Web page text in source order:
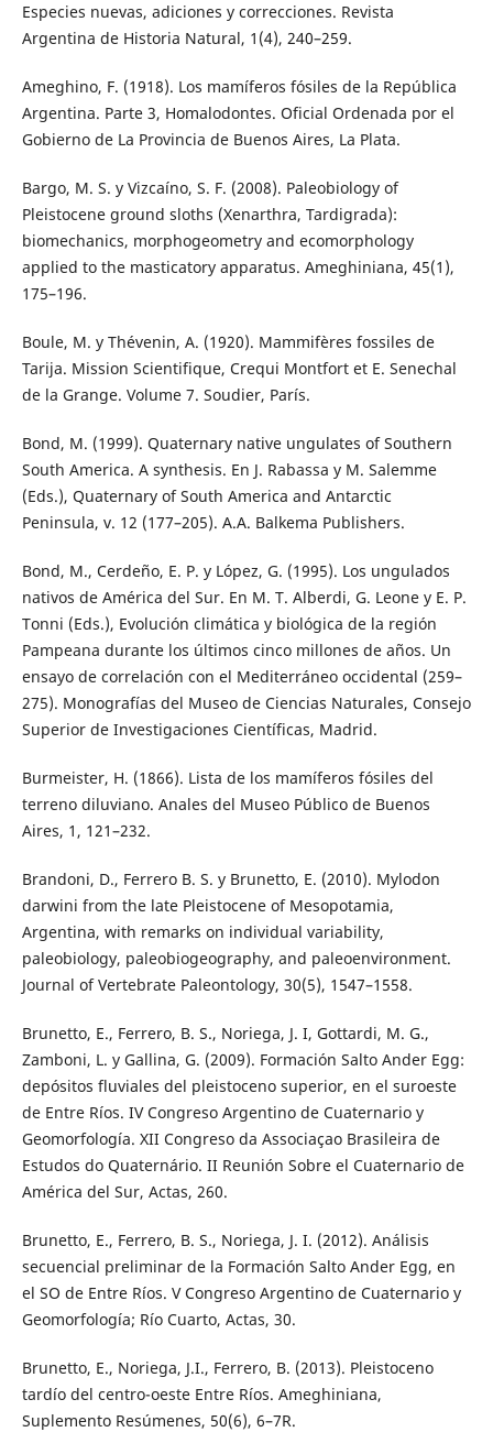
Especies nuevas, adiciones y correcciones. Revista
Argentina de Historia Natural, 1(4), 240–259.
Ameghino, F. (1918). Los mamíferos fósiles de la República
Argentina. Parte 3, Homalodontes. Oficial Ordenada por el
Gobierno de La Provincia de Buenos Aires, La Plata.
Bargo, M. S. y Vizcaíno, S. F. (2008). Paleobiology of
Pleistocene ground sloths (Xenarthra, Tardigrada):
biomechanics, morphogeometry and ecomorphology
applied to the masticatory apparatus. Ameghiniana, 45(1),
175–196.
Boule, M. y Thévenin, A. (1920). Mammifères fossiles de
Tarija. Mission Scientifique, Crequi Montfort et E. Senechal
de la Grange. Volume 7. Soudier, París.
Bond, M. (1999). Quaternary native ungulates of Southern
South America. A synthesis. En J. Rabassa y M. Salemme
(Eds.), Quaternary of South America and Antarctic
Peninsula, v. 12 (177–205). A.A. Balkema Publishers.
Bond, M., Cerdeño, E. P. y López, G. (1995). Los ungulados
nativos de América del Sur. En M. T. Alberdi, G. Leone y E. P.
Tonni (Eds.), Evolución climática y biológica de la región
Pampeana durante los últimos cinco millones de años. Un
ensayo de correlación con el Mediterráneo occidental (259–
275). Monografías del Museo de Ciencias Naturales, Consejo
Superior de Investigaciones Científicas, Madrid.
Burmeister, H. (1866). Lista de los mamíferos fósiles del
terreno diluviano. Anales del Museo Público de Buenos
Aires, 1, 121–232.
Brandoni, D., Ferrero B. S. y Brunetto, E. (2010). Mylodon
darwini from the late Pleistocene of Mesopotamia,
Argentina, with remarks on individual variability,
paleobiology, paleobiogeography, and paleoenvironment.
Journal of Vertebrate Paleontology, 30(5), 1547–1558.
Brunetto, E., Ferrero, B. S., Noriega, J. I, Gottardi, M. G.,
Zamboni, L. y Gallina, G. (2009). Formación Salto Ander Egg:
depósitos fluviales del pleistoceno superior, en el suroeste
de Entre Ríos. IV Congreso Argentino de Cuaternario y
Geomorfología. XII Congreso da Associaçao Brasileira de
Estudos do Quaternário. II Reunión Sobre el Cuaternario de
América del Sur, Actas, 260.
Brunetto, E., Ferrero, B. S., Noriega, J. I. (2012). Análisis
secuencial preliminar de la Formación Salto Ander Egg, en
el SO de Entre Ríos. V Congreso Argentino de Cuaternario y
Geomorfología; Río Cuarto, Actas, 30.
Brunetto, E., Noriega, J.I., Ferrero, B. (2013). Pleistoceno
tardío del centro-oeste Entre Ríos. Ameghiniana,
Suplemento Resúmenes, 50(6), 6–7R.